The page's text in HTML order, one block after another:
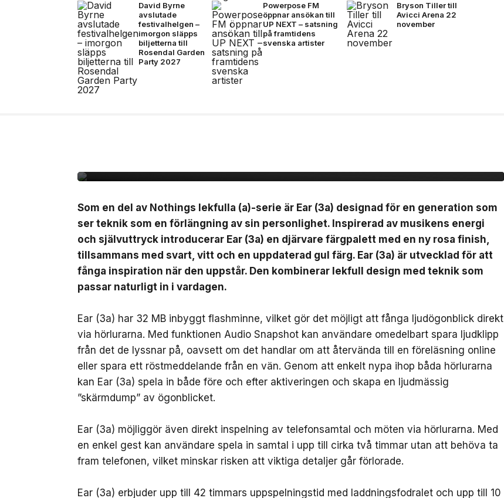
David Byrne
avslutade
festivalhelgen –
imorgon släpps
biljetterna till
Rosendal Garden
Party 2027
Powerpose FM
öppnar ansökan till
UP NEXT – satsning
på framtidens
svenska artister
Bryson Tiller till
Avicci Arena 22
november
Som en del av Nothings lekfulla (a)-serie är Ear (3a) designad för en generation som
ser teknik som en förlängning av sin personlighet. Inspirerad av musikens energi
och självuttryck introducerar Ear (3a) en djärvare färgpalett med en ny rosa finish,
tillsammans med svart, vitt och en uppdaterad gul färg. Ear (3a) är utvecklad för att
fånga inspiration när den uppstår. Den kombinerar lekfull design med teknik som
passar naturligt in i vardagen.
Ear (3a) har 32 MB inbyggt flashminne, vilket gör det möjligt att fånga ljudögonblick direkt
via hörlurarna. Med funktionen Audio Snapshot kan användare omedelbart spara ljudklipp
från det de lyssnar på, oavsett om det handlar om att återvända till en föreläsning online
eller spara ett röstmeddelande från en vän. Genom att enkelt nypa ihop båda hörlurarna
kan Ear (3a) spela in både före och efter aktiveringen och skapa en ljudmässig
”skärmdump” av ögonblicket.
Ear (3a) möjliggör även direkt inspelning av telefonsamtal och möten via hörlurarna. Med
en enkel gest kan användare spela in samtal i upp till cirka två timmar utan att behöva ta
fram telefonen, vilket minskar risken att viktiga detaljer går förlorade.
Ear (3a) erbjuder upp till 42 timmars uppspelningstid med laddningsfodralet och upp till 10